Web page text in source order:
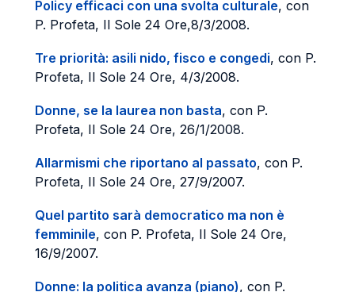
Policy efficaci con una svolta culturale, con
P. Profeta, Il Sole 24 Ore,8/3/2008.
Tre priorità: asili nido, fisco e congedi, con P.
Profeta, Il Sole 24 Ore, 4/3/2008.
Donne, se la laurea non basta, con P.
Profeta, Il Sole 24 Ore, 26/1/2008.
Allarmismi che riportano al passato, con P.
Profeta, Il Sole 24 Ore, 27/9/2007.
Quel partito sarà democratico ma non è
femminile, con P. Profeta, Il Sole 24 Ore,
16/9/2007.
Donne: la politica avanza (piano), con P.